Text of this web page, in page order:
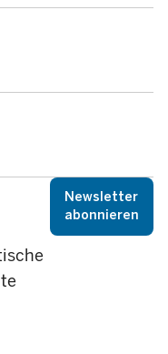
Newsletter
abonnieren